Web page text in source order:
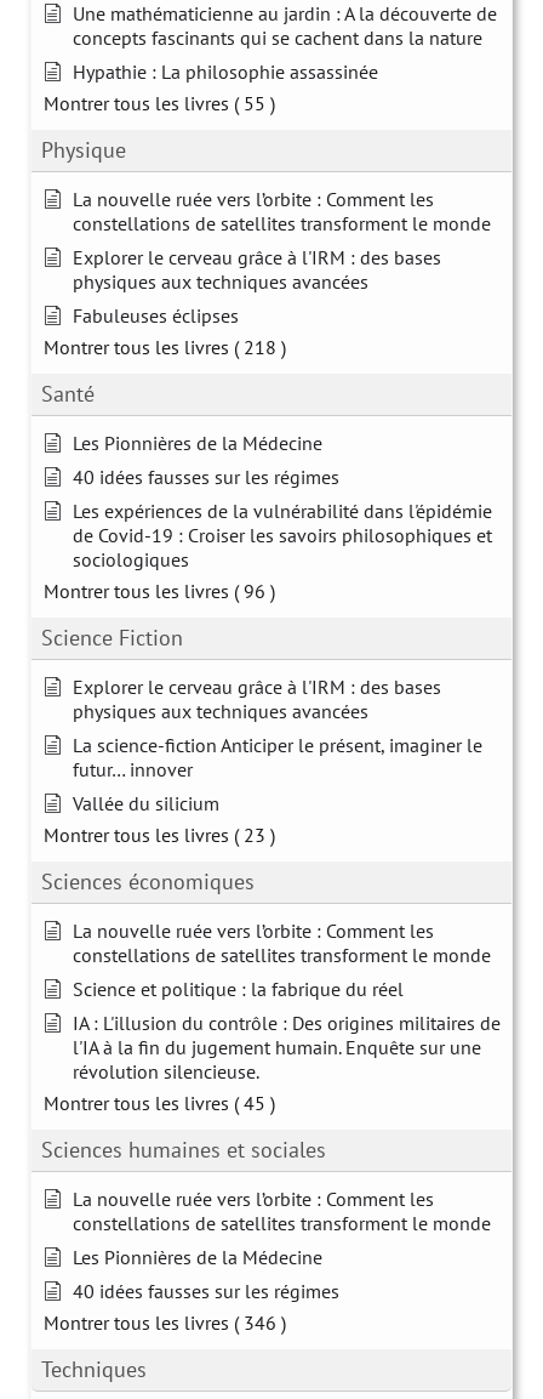
Une mathématicienne au jardin : A la découverte de
concepts fascinants qui se cachent dans la nature
Hypathie : La philosophie assassinée
Montrer tous les livres ( 55 )
Physique
La nouvelle ruée vers l’orbite : Comment les
constellations de satellites transforment le monde
Explorer le cerveau grâce à l'IRM : des bases
physiques aux techniques avancées
Fabuleuses éclipses
Montrer tous les livres ( 218 )
Santé
Les Pionnières de la Médecine
40 idées fausses sur les régimes
Les expériences de la vulnérabilité dans l'épidémie
de Covid-19 : Croiser les savoirs philosophiques et
sociologiques
Montrer tous les livres ( 96 )
Science Fiction
Explorer le cerveau grâce à l'IRM : des bases
physiques aux techniques avancées
La science-fiction Anticiper le présent, imaginer le
futur… innover
Vallée du silicium
Montrer tous les livres ( 23 )
Sciences économiques
La nouvelle ruée vers l’orbite : Comment les
constellations de satellites transforment le monde
Science et politique : la fabrique du réel
IA : L'illusion du contrôle : Des origines militaires de
l'IA à la fin du jugement humain. Enquête sur une
révolution silencieuse.
Montrer tous les livres ( 45 )
Sciences humaines et sociales
La nouvelle ruée vers l’orbite : Comment les
constellations de satellites transforment le monde
Les Pionnières de la Médecine
40 idées fausses sur les régimes
Montrer tous les livres ( 346 )
Techniques